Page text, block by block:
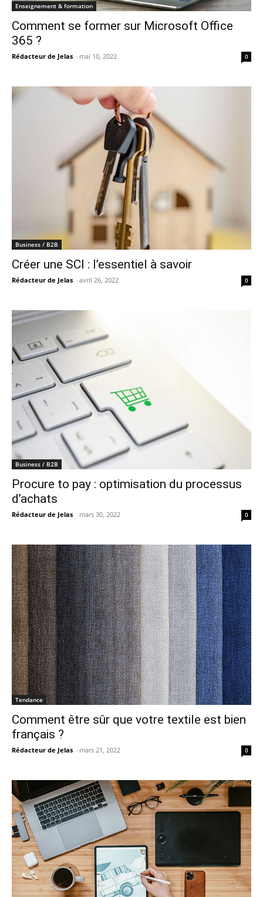
Enseignement & formation
Comment se former sur Microsoft Office
365 ?
Rédacteur de Jelas - mai 10, 2022 0
Business / B2B
Créer une SCI : l’essentiel à savoir
Rédacteur de Jelas - avril 26, 2022 0
Business / B2B
Procure to pay : optimisation du processus
d’achats
Rédacteur de Jelas - mars 30, 2022 0
Tendance
Comment être sûr que votre textile est bien
français ?
Rédacteur de Jelas - mars 21, 2022 0